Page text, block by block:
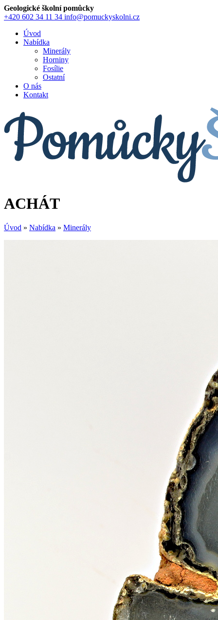
Geologické školní pomůcky
+420 602 34 11 34 info@pomuckyskolni.cz
Úvod
Nabídka
Minerály
Horniny
Fosílie
Ostatní
O nás
Kontakt
ACHÁT
Úvod » Nabídka » Minerály